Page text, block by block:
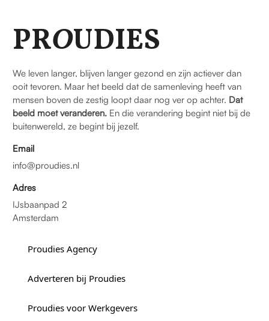
PROUDIES
We leven langer, blijven langer gezond en zijn actiever dan
ooit tevoren. Maar het beeld dat de samenleving heeft van
mensen boven de zestig loopt daar nog ver op achter. Dat
beeld moet veranderen. En die verandering begint niet bij de
buitenwereld, ze begint bij jezelf.
Email
info@proudies.nl
Adres
IJsbaanpad 2
Amsterdam
Proudies Agency
Adverteren bij Proudies
Proudies voor Werkgevers